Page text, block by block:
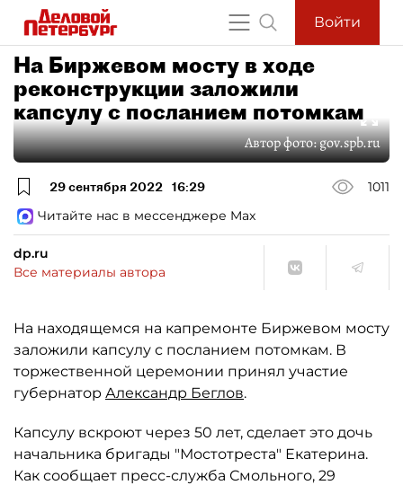
Войти
На Биржевом мосту в ходе
реконструкции заложили
капсулу с посланием потомкам
Автор фото:gov.spb.ru
29 сентября 2022 16:29
1011
Читайте нас в мессенджере Max
dp.ru
Все материалы автора
На находящемся на капремонте Биржевом мосту
заложили капсулу с посланием потомкам. В
торжественной церемонии принял участие
губернатор Александр Беглов.
Капсулу вскроют через 50 лет, сделает это дочь
начальника бригады "Мостотреста" Екатерина.
Как сообщает пресс-служба Смольного, 29